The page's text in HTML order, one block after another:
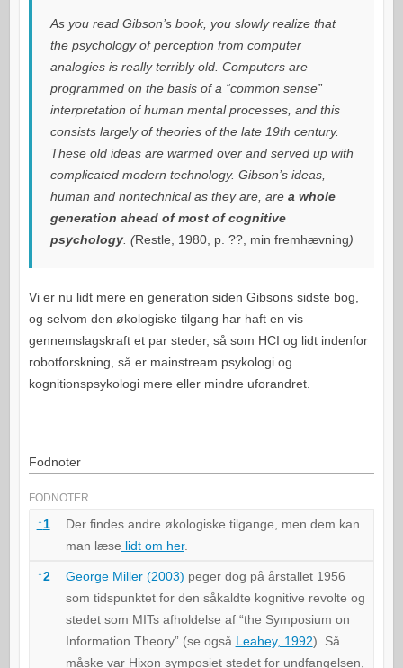
As you read Gibson’s book, you slowly realize that
the psychology of perception from computer
analogies is really terribly old. Computers are
programmed on the basis of a “common sense”
interpretation of human mental processes, and this
consists largely of theories of the late 19th century.
These old ideas are warmed over and served up with
complicated modern technology. Gibson’s ideas,
human and nontechnical as they are, are a whole
generation ahead of most of cognitive
psychology. (Restle, 1980, p. ??, min fremhævning)
Vi er nu lidt mere en generation siden Gibsons sidste bog,
og selvom den økologiske tilgang har haft en vis
gennemslagskraft et par steder, så som HCI og lidt indenfor
robotforskning, så er mainstream psykologi og
kognitionspsykologi mere eller mindre uforandret.
Fodnoter
FODNOTER
↑1
Der findes andre økologiske tilgange, men dem kan
man læse lidt om her.
↑2 George Miller (2003) peger dog på årstallet 1956
som tidspunktet for den såkaldte kognitive revolte og
stedet som MITs afholdelse af “the Symposium on
Information Theory” (se også Leahey, 1992). Så
måske var Hixon symposiet stedet for undfangelsen,